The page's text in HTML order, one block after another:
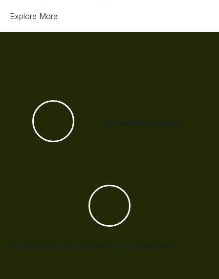
Explore More
¿Necesitas ayuda?
¡Estás listo para iniciar tus Vacaciones!